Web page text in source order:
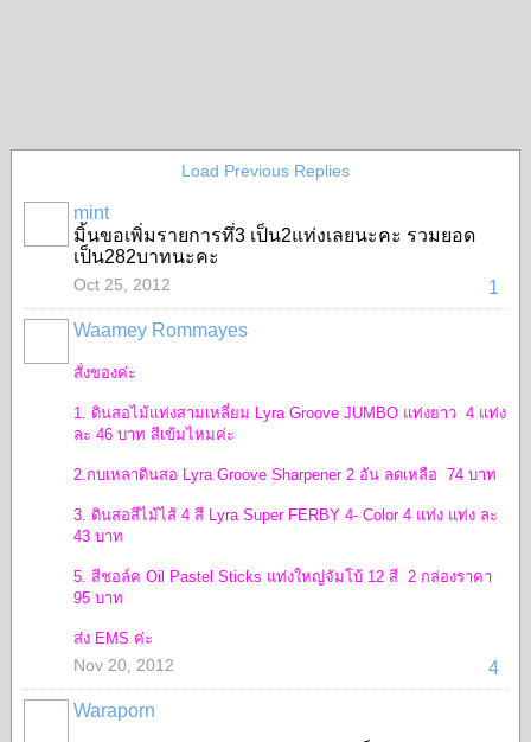
Load Previous Replies
mint
มิ้นขอเพิ่มรายการทึ่3 เป็น2แท่งเลยนะคะ รวมยอด
เป็น282บาทนะคะ
1
Oct 25, 2012
Waamey Rommayes
สั่งของค่ะ
1. ดินสอไม้แท่งสามเหลี่ยม Lyra Groove JUMBO แท่งยาว 4 แท่ง
ละ 46 บาท สีเข้มไหมค่ะ
2.กบเหลาดินสอ Lyra Groove Sharpener2 อัน ลดเหลือ 74 บาท
3. ดินสอสีไม้ไส้ 4 สี Lyra Super FERBY 4- Color 4 แท่ง แท่ง ละ
43 บาท
5. สีชอล์ค Oil Pastel Sticks แท่งใหญ่จัมโบ้ 12 สี 2 กล่องราคา
95 บาท
ส่ง EMS ค่ะ
4
Nov 20, 2012
Waraporn